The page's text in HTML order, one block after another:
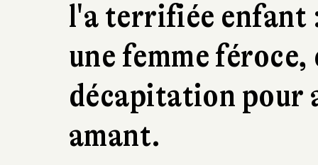
l'a terrifiée enfant
une femme féroce,
décapitation pour
amant.